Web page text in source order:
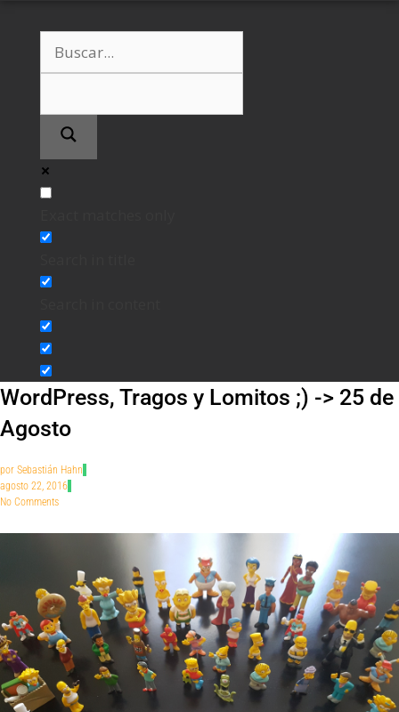
WordPress, Tragos y Lomitos ;) -> 25 de
Agosto
por Sebastián Hahn
agosto 22, 2016
No Comments